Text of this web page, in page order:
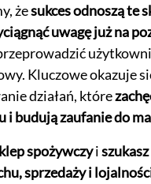
żesukces odnoszą te
uwagę już na
Kluczowe okazuje
działań, które
i budują zaufanie do
spożywczyi
sprzedaży i